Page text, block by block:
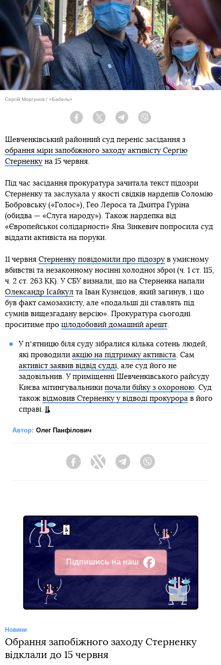
Сергій Моргунов / «Бабель»
Facebook Twitter Telegram
Шевченківський районний суд переніс засідання з
обрання міри запобіжного заходу активісту Сергію
Стерненку на 15 червня.
Під час засідання прокуратура зачитала текст підозри
Стерненку та заслухала у якості свідків нардепів Соломію
Бобровську («Голос»), Гео Лероса та Дмитра Гуріна
(обидва — «Слуга народу»). Також нардепка від
«Європейської солідарності» Яна Зінкевич попросила суд
віддати активіста на поруки.
11 червня Стерненку повідомили про підозру в умисному
вбивстві та незаконному носінні холодної зброї (ч. 1 ст. 115,
ч. 2 ст. 263 КК). У СБУ визнали, що на Стерненка напали
Олександр Ісайкул та Іван Кузнєцов, який загинув, і що
був факт самозахисту, але «подальші дії ставлять під
сумнів вищезгадану версію». Прокуратура сьогодні
проситиме про цілодобовий домашній арешт
У пʼятницю біля суду зібралися кілька сотень людей,
які проводили акцію на підтримку активіста . Сам
активіст заявив відвід судді , але суд його не
задовільнив. У приміщенні Шевченківського райсуду
Києва мітингувальники почали бійку з охороною. Суд
також відмовив Стерненку у відводі прокурора в його
справі.
Автор: Олег Панфілович
FacebookTwitter Telegram
Підпишись на наш
Facebook
Новини
Обрання запобіжного заходу Стерненку
відклали до 15 червня